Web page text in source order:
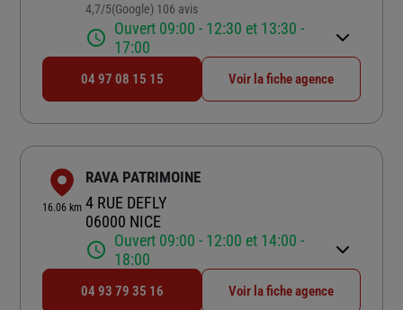
4,7/5Note de 4.7 sur 5
(Google) 106 avis
Ouvert 09:00 - 12:30 et 13:30 -
17:00
04 97 08 15 15 Voir la fiche agence
16.06 km
RAVA PATRIMOINE
4 RUE DEFLY
06000 NICE
Ouvert 09:00 - 12:00 et 14:00 -
18:00
04 93 79 35 16 Voir la fiche agence